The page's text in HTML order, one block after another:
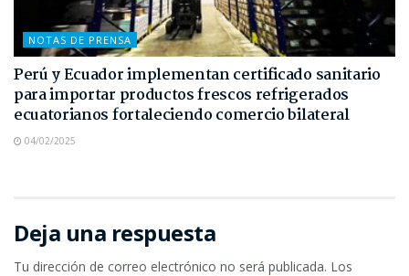
NOTAS DE PRENSA
Perú y Ecuador implementan certificado sanitario
para importar productos frescos refrigerados
ecuatorianos fortaleciendo comercio bilateral
04/02/2025
Deja una respuesta
Tu dirección de correo electrónico no será publicada. Los